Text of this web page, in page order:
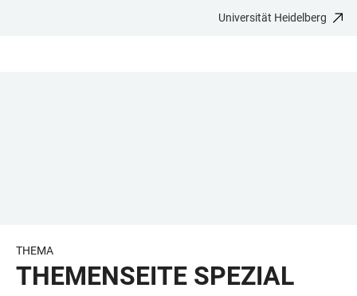
Universität Heidelberg
THEMA
THEMENSEITE SPEZIAL